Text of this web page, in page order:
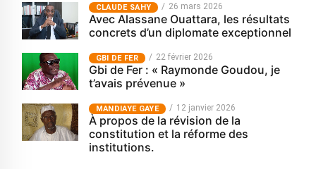
CLAUDE SAHY 26 mars 2026
Avec Alassane Ouattara, les résultats
concrets d’un diplomate exceptionnel
GBI DE FER 22 février 2026
Gbi de Fer : « Raymonde Goudou, je
t’avais prévenue »
MANDIAYE GAYE 12 janvier 2026
À propos de la révision de la
constitution et la réforme des
institutions.